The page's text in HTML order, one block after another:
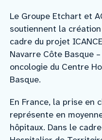
Le Groupe Etchart et
soutiennent la
cadre du projet
Navarre Côte Basque
oncologie du Centre
Basque.
En France, la prise en
représente en
hôpitaux. Dans le